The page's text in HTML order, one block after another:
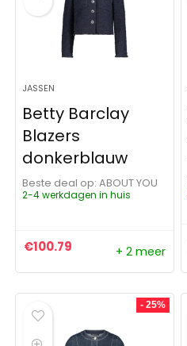
JASSEN
Betty Barclay
Blazers
donkerblauw
Beste deal op:
ABOUT YOU
2-4 werkdagen in huis
€100.79 + 2 meer
- 25%